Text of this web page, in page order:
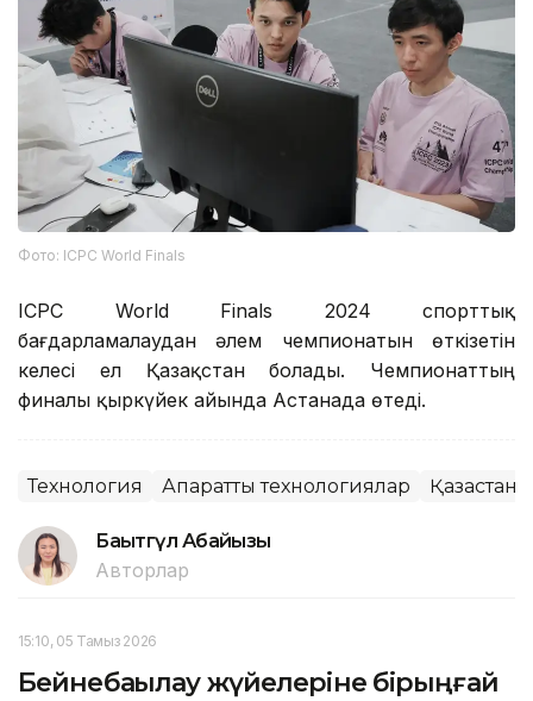
Фото: ICPC World Finals
ICPC World Finals 2024 спорттық
бағдарламалаудан әлем чемпионатын өткізетін
келесі ел Қазақстан болады. Чемпионаттың
финалы қыркүйек айында Астанада өтеді.
Технология Ақпараттық технологиялар
Бақытгүл Абайқызы
Авторлар
15:10, 05 Тамыз 2026
Бейнебақылау жүйелеріне бірыңғай